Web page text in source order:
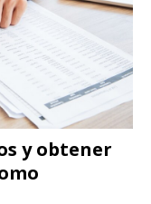
y obtener